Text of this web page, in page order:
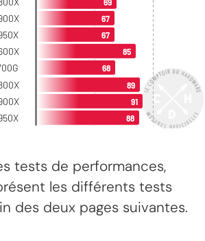
tests de performances,
les différents tests
des deux pages suivantes.